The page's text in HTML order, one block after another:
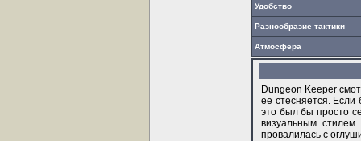
Удобство
Разнообразие тактики
Атмосфера
Dungeon Keeper
ее стесняется.
это был бы просто
визуальным
провалилась с